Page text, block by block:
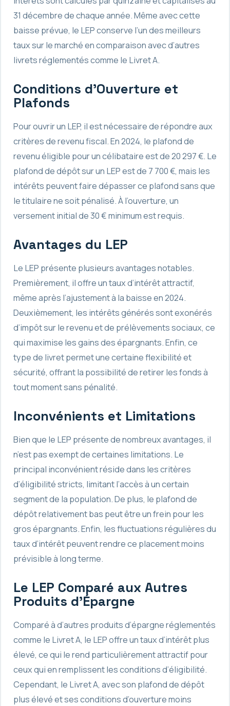
31 décembre de chaque année. Même avec cette
baisse prévue, le LEP conserve l’un des meilleurs
taux sur le marché en comparaison avec d’autres
livrets réglementés comme le Livret A.
Conditions d’Ouverture et
Plafonds
Pour ouvrir un LEP, il est nécessaire de répondre aux
critères de revenu fiscal. En 2024, le plafond de
revenu éligible pour un célibataire est de 20 297 €. Le
plafond de dépôt sur un LEP est de 7 700 €, mais les
intérêts peuvent faire dépasser ce plafond sans que
le titulaire ne soit pénalisé. À l’ouverture, un
versement initial de 30 € minimum est requis.
Avantages du LEP
Le LEP présente plusieurs avantages notables.
Premièrement, il offre un taux d’intérêt attractif,
même après l’ajustement à la baisse en 2024.
Deuxièmement, les intérêts générés sont exonérés
d’impôt sur le revenu et de prélèvements sociaux, ce
qui maximise les gains des épargnants. Enfin, ce
type de livret permet une certaine flexibilité et
sécurité, offrant la possibilité de retirer les fonds à
tout moment sans pénalité.
Inconvénients et Limitations
Bien que le LEP présente de nombreux avantages, il
n’est pas exempt de certaines limitations. Le
principal inconvénient réside dans les critères
d’éligibilité stricts, limitant l’accès à un certain
segment de la population. De plus, le plafond de
dépôt relativement bas peut être un frein pour les
gros épargnants. Enfin, les fluctuations régulières du
taux d’intérêt peuvent rendre ce placement moins
prévisible à long terme.
Le LEP Comparé aux Autres
Produits d’Épargne
Comparé à d’autres produits d’épargne réglementés
comme le Livret A, le LEP offre un taux d’intérêt plus
élevé, ce qui le rend particulièrement attractif pour
ceux qui en remplissent les conditions d’éligibilité.
Cependant, le Livret A, avec son plafond de dépôt
plus élevé et ses conditions d’ouverture moins